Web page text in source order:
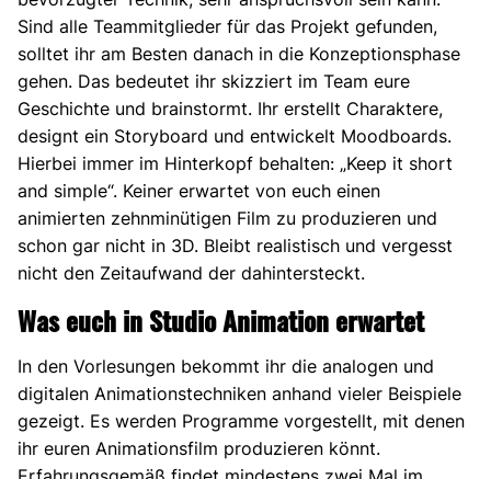
Sind alle Teammitglieder für das Projekt gefunden,
solltet ihr am Besten danach in die Konzeptionsphase
gehen. Das bedeutet ihr skizziert im Team eure
Geschichte und brainstormt. Ihr erstellt Charaktere,
designt ein Storyboard und entwickelt Moodboards.
Hierbei immer im Hinterkopf behalten: „Keep it short
and simple“. Keiner erwartet von euch einen
animierten zehnminütigen Film zu produzieren und
schon gar nicht in 3D. Bleibt realistisch und vergesst
nicht den Zeitaufwand der dahintersteckt.
Was euch in Studio Animation erwartet
In den Vorlesungen bekommt ihr die analogen und
digitalen Animationstechniken anhand vieler Beispiele
gezeigt. Es werden Programme vorgestellt, mit denen
ihr euren Animationsfilm produzieren könnt.